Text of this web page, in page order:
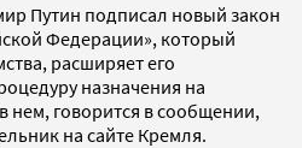
Путин подписал новый закон
Федерации», который
расширяет его
назначения на
нем, говорится в сообщении,
на сайте Кремля.